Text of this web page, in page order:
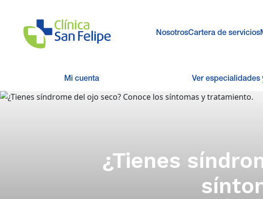
NosotrosCartera de servicios
Mi cuenta Ver especialidades
¿Tienes